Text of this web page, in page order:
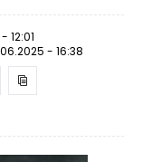
12:01
- 16:38